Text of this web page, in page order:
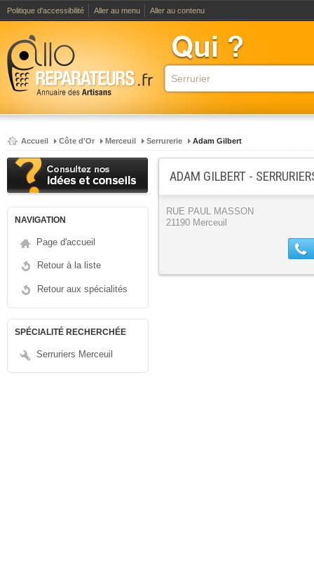
Politique d'accessibilité Aller au menu Aller au contenu
Accueil Côte d'Or Merceuil Serrurerie Adam Gilbert
NAVIGATION
Page d'accueil
Retour à la liste
Retour aux spécialités
SPÉCIALITÉ RECHERCHÉE
Serruriers Merceuil
ADAM GILBERT -
RUE PAUL MASSON
21190 Merceuil